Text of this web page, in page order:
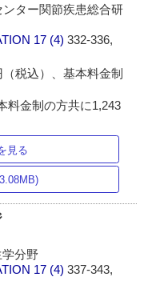
ター関節疾患総合研
17 (4)332-336,
税込）、基本料金制
料金制の方共に1,243
見る
分野
17 (4)337-343,